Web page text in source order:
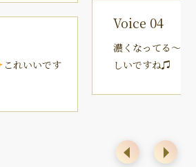
これいいです
Voice 04
濃くなってる〜
しいですね♫